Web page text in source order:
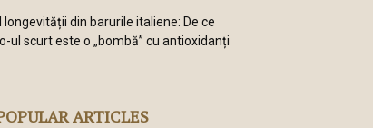
longevității din barurile italiene: De ce
ul scurt este o „bombă” cu antioxidanți
ARTICLES